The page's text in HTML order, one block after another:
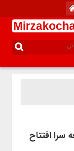
سرا افتتاح